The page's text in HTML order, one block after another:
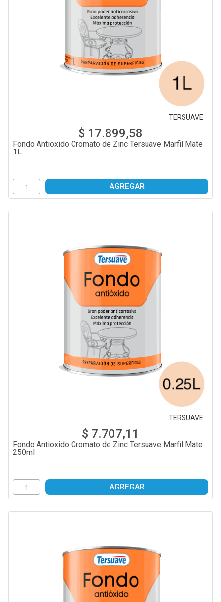
TERSUAVE
$ 17.899,58
Fondo Antioxido Cromato de Zinc Tersuave Marfil Mate
1L
AGREGAR
TERSUAVE
$ 7.707,11
Fondo Antioxido Cromato de Zinc Tersuave Marfil Mate
250ml
AGREGAR